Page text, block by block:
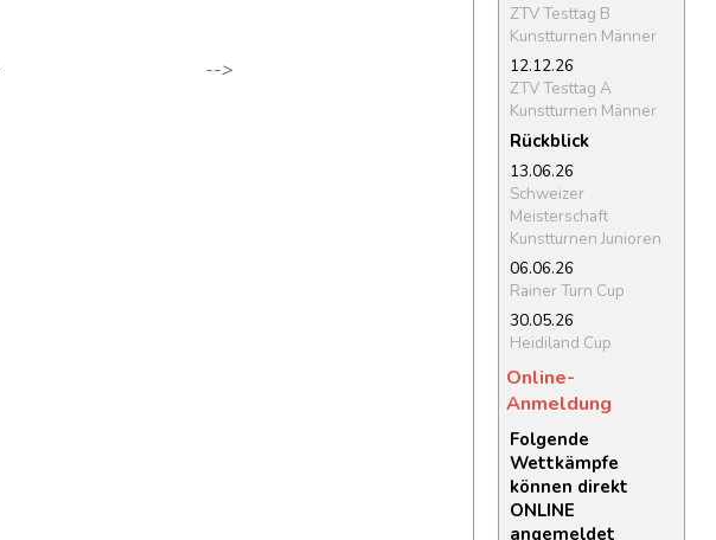
-->
ZTV Testtag B
Kunstturnen Männer
12.12.26
ZTV Testtag A
Kunstturnen Männer
Rückblick
13.06.26
Schweizer
Meisterschaft
Kunstturnen Junioren
06.06.26
Rainer Turn Cup
30.05.26
Heidiland Cup
Online-
Anmeldung
Folgende
Wettkämpfe
können direkt
ONLINE
angemeldet